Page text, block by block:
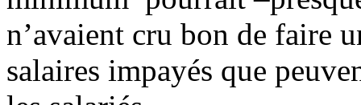
n’avaient cru bon de faire
salaires impayés que